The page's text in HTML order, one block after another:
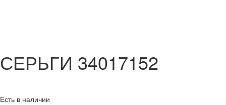
СЕРЬГИ 34017152
Есть в наличии